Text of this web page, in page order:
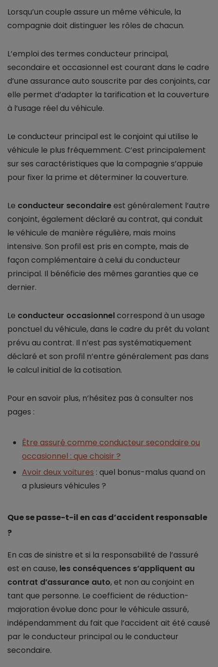
Lorsqu’un couple assure un même véhicule, la
compagnie doit distinguer les rôles de chacun.
L’emploi des termes conducteur principal,
secondaire et occasionnel est courant dans le cadre
d’une assurance auto souscrite par des conjoints, car
elle permet d’adapter la tarification et la couverture
à l’usage réel du véhicule.
Le conducteur principal est le conjoint qui utilise le
véhicule le plus fréquemment. C’est principalement
sur ses caractéristiques que la compagnie s’appuie
pour fixer la prime et déterminer la couverture.
Le conducteur secondaireest généralement l’autre
conjoint, également déclaré au contrat, qui conduit
le véhicule de manière régulière, mais moins
intensive. Son profil est pris en compte, mais de
façon complémentaire à celui du conducteur
principal. Il bénéficie des mêmes garanties que ce
dernier.
Le conducteur occasionnelcorrespond à un usage
ponctuel du véhicule, dans le cadre du prêt du volant
prévu au contrat. Il n’est pas systématiquement
déclaré et son profil n’entre généralement pas dans
le calcul initial de la cotisation.
Pour en savoir plus, n’hésitez pas à consulter nos
pages :
Être assuré comme conducteur secondaire ou
occasionnel : que choisir ?
Avoir deux voitures : quel bonus-malus quand on
a plusieurs véhicules ?
Que se passe-t-il en cas d’accident responsable
?
En cas de sinistre et si la responsabilité de l’assuré
est en cause, les conséquences s’appliquent au
contrat d’assurance auto, et non au conjoint en
tant que personne. Le coefficient de réduction-
majoration évolue donc pour le véhicule assuré,
indépendamment du fait que l’accident ait été causé
par le conducteur principal ou le conducteur
secondaire.